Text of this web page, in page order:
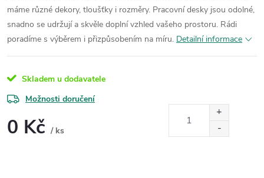
máme různé dekory, tloušťky i rozměry. Pracovní desky jsou odolné,
snadno se udržují a skvěle doplní vzhled vašeho prostoru. Rádi
poradíme s výběrem i přizpůsobením na míru. Detailní informace
Skladem u dodavatele
Možnosti doručení
0 Kč / ks